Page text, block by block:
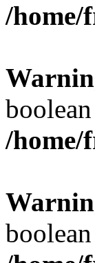
/home/
/home/